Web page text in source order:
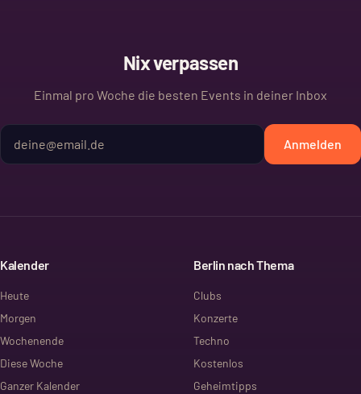
Nix verpassen
Einmal pro Woche die besten Events in deiner Inbox
Anmelden
Kalender
Heute
Morgen
Wochenende
Diese Woche
Ganzer Kalender
Berlin nach Thema
Clubs
Konzerte
Techno
Kostenlos
Geheimtipps